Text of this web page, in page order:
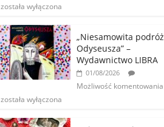
została wyłączona
„Niesamowita podróż
Odyseusza” –
Wydawnictwo LIBRA
01/08/2026
Możliwość komentowania
została wyłączona